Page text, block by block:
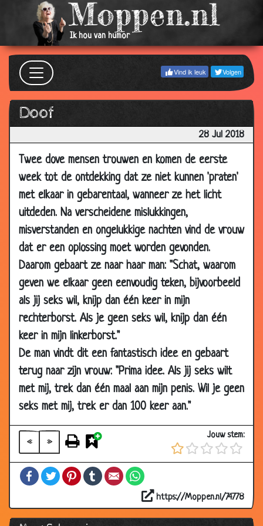
Ik hou van humor
Vind ik leuk Volgen
Doof
28 Jul 2018
Twee dove mensen trouwen en komen de eerste
week tot de ontdekking dat ze niet kunnen 'praten'
met elkaar in gebarentaal, wanneer ze het licht
uitdeden. Na verscheidene mislukkingen,
misverstanden en ongelukkige nachten vind de vrouw
dat er een oplossing moet worden gevonden.
Daarom gebaart ze naar haar man: "Schat, waarom
geven we elkaar geen eenvoudig teken, bijvoorbeeld
als jij seks wil, knijp dan één keer in mijn
rechterborst. Als je geen seks wil, knijp dan één
keer in mijn linkerborst."
De man vindt dit een fantastisch idee en gebaart
terug naar zijn vrouw: "Prima idee. Als jij seks wilt
met mij, trek dan één maal aan mijn penis. Wil je geen
seks met mij, trek er dan 100 keer aan."
« »
Jouw stem:
FacebookTwitterPinterestTumblrEmail
https://Moppen.nl/74778
06 Nov
2019
Herman Finkers - Een neger in het dorp
06 Sep
2019
Toren C - Dokter poep 2.93
08 Jun
2019
Vogeltje'
26 May
12 Apr
Borstvoeding
2019
Ajax-shirt
2019
05 Dec
2018
Chinees Meisje
25 Nov
2018
Ferrari tatoeage 2.90
21 Nov
2018
Mannenwinkel 3.01
11 Nov
2018
Aliens 3.03
04 Oct
2018
Verkeersongeluk 2.90
28 Sep
2018
Komt een man bij de dokter - Is uw
vriend timmerman?
2.74
2018
2018
2.89